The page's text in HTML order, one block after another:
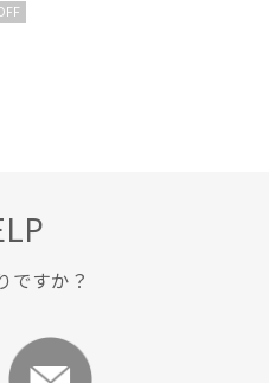
ですか？